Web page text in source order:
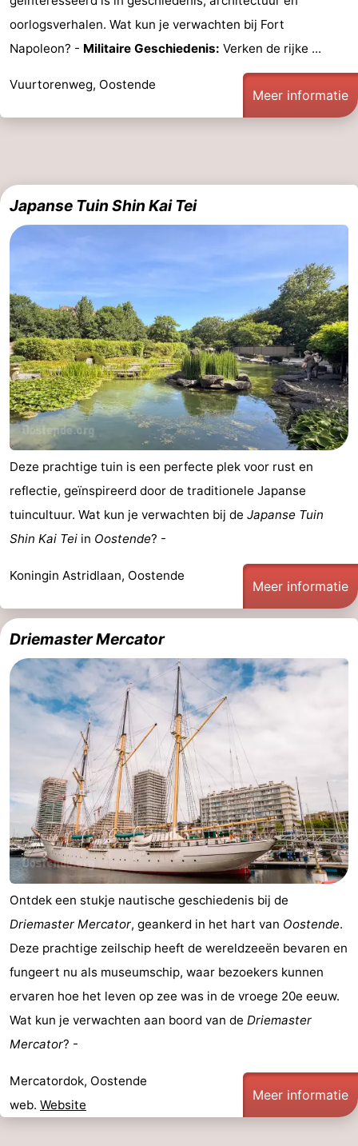
oorlogsverhalen. Wat kun je verwachten bij Fort
Napoleon? - Militaire Geschiedenis: Verken de rijke ...
Vuurtorenweg, Oostende
Meer informatie
Japanse Tuin Shin Kai Tei
Deze prachtige tuin is een perfecte plek voor rust en
reflectie, geïnspireerd door de traditionele Japanse
tuincultuur. Wat kun je verwachten bij de Japanse Tuin
Shin Kai Tei in Oostende? -
Koningin Astridlaan, Oostende
Meer informatie
Driemaster Mercator
Ontdek een stukje nautische geschiedenis bij de
Driemaster Mercator, geankerd in het hart van Oostende.
Deze prachtige zeilschip heeft de wereldzeeën bevaren en
fungeert nu als museumschip, waar bezoekers kunnen
ervaren hoe het leven op zee was in de vroege 20e eeuw.
Wat kun je verwachten aan boord van de Driemaster
Mercator? -
Mercatordok, Oostende
web. Website
Meer informatie